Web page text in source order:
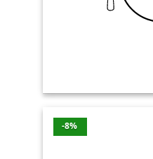
-8%